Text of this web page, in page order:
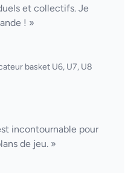
et collectifs. Je
! »
basket U6, U7, U8
incontournable pour
de jeu. »